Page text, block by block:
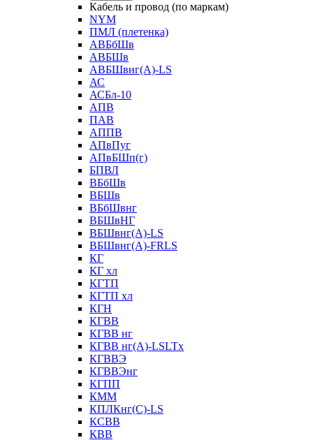
Кабель и провод (по маркам)
NYM
ПМЛ (плетенка)
АВБбШв
АВБШв
АВБШвнг(А)-LS
АС
АСБл-10
АПВ
ПАВ
АППВ
АПвПуг
АПвБШп(г)
БПВЛ
ВБбШв
ВБШв
ВБбШвнг
ВБШвНГ
ВБШвнг(А)-LS
ВБШвнг(А)-FRLS
КГ
КГ хл
КГТП
КГТП хл
КГН
КГВВ
КГВВ нг
КГВВ нг(А)-LSLTx
КГВВЭ
КГВВЭнг
КГПП
КММ
КПЛКнг(C)-LS
КСВВ
КВВ